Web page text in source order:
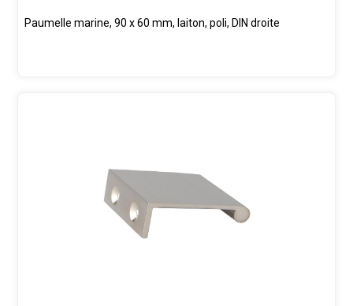
Paumelle marine, 90 x 60 mm, laiton, poli, DIN droite